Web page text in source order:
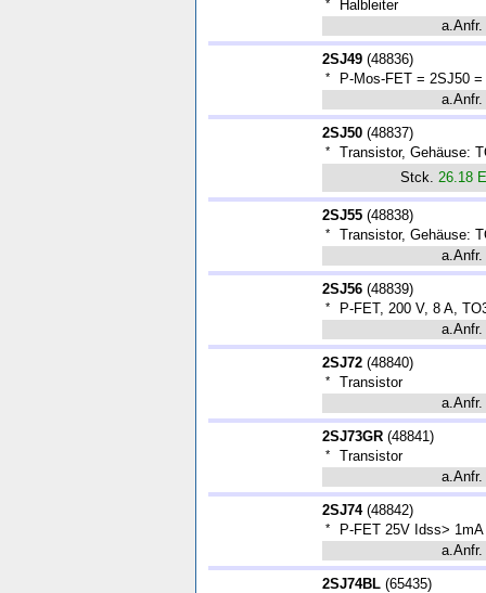
*
Halbleiter
a.Anfr.
2SJ49 (48836)
*
P-Mos-FET = 2SJ50 =
a.Anfr.
2SJ50 (48837)
*
Transistor, Gehäuse:
Stck. 26.18
2SJ55 (48838)
*
Transistor, Gehäuse:
a.Anfr.
2SJ56 (48839)
*
P-FET, 200 V, 8 A,
a.Anfr.
2SJ72 (48840)
*
Transistor
a.Anfr.
2SJ73GR (48841)
*
Transistor
a.Anfr.
2SJ74(48842)
*
P-FET 25V Idss>
a.Anfr.
2SJ74BL (65435)